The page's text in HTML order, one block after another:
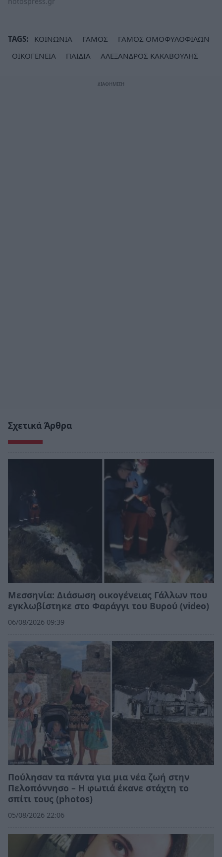
TAGS: ΚΟΙΝΩΝΙΑ ΓΑΜΟΣ
ΓΑΜΟΣ ΟΜΟΦΥΛΟΦΙΛΩΝ
ΟΙΚΟΓΕΝΕΙΑ
ΠΑΙΔΙΑ ΑΛΕΞΑΝΔΡΟΣ ΚΑΚΑΒΟΥΛΗΣ
Σχετικά Άρθρα
Μεσσηνία: Διάσωση οικογένειας Γάλλων που
εγκλωβίστηκε στο Φαράγγι του Βυρού (video)
06/08/2026 09:39
Πούλησαν τα πάντα για μια νέα ζωή στην
Πελοπόννησο – Η φωτιά έκανε στάχτη το
σπίτι τους (photos)
05/08/2026 22:06